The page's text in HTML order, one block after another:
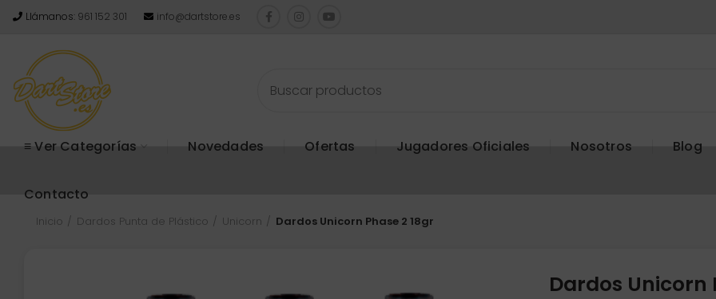
Llámanos: 961 152 301 info@dartstore.es
≡ Ver Categorías Novedades Ofertas Jugadores Oficiales Nosotros Blog
Contacto
Inicio Dardos Punta de Plástico Unicorn Dardos Unicorn Phase 2 18gr
Dardos Unicorn